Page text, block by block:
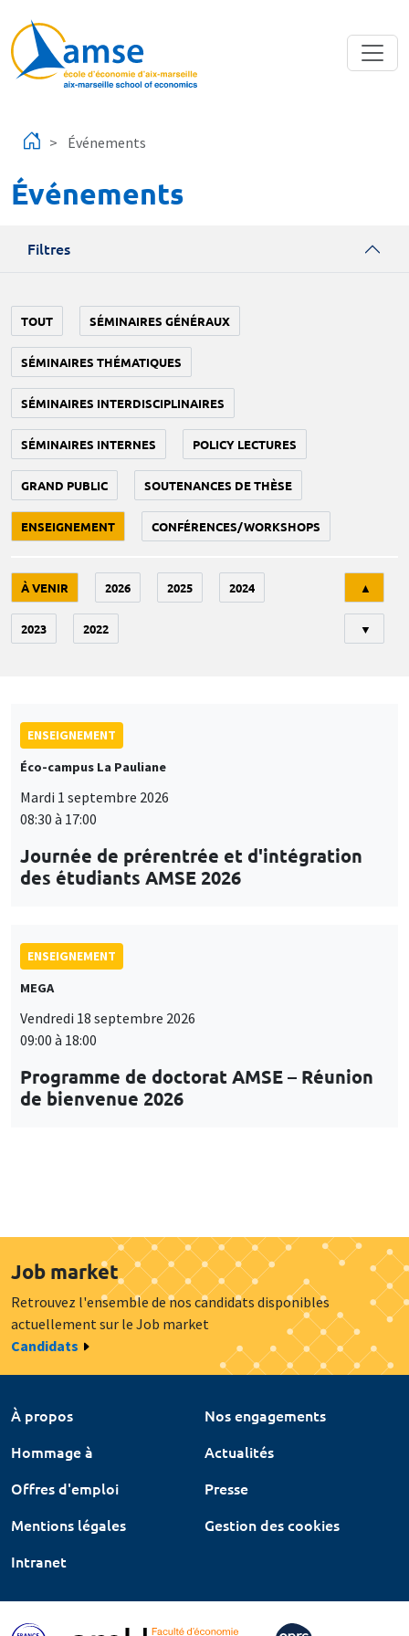
Événements
Événements
Filtres
TOUT SÉMINAIRES GÉNÉRAUX
SÉMINAIRES THÉMATIQUES
SÉMINAIRES INTERDISCIPLINAIRES
SÉMINAIRES INTERNES POLICY LECTURES
GRAND PUBLIC SOUTENANCES DE THÈSE
ENSEIGNEMENT CONFÉRENCES/WORKSHOPS
À VENIR 2026 2025 2024
2023 2022
▲
▼
ENSEIGNEMENT
Éco-campus La Pauliane
Mardi 1 septembre 2026
08:30 à 17:00
Journée de prérentrée et d'intégration
des étudiants AMSE 2026
ENSEIGNEMENT
MEGA
Vendredi 18 septembre 2026
09:00 à 18:00
Programme de doctorat AMSE – Réunion
de bienvenue 2026
Job market
Retrouvez l'ensemble de nos candidats disponibles
actuellement sur le Job market
Candidats
À propos
Nos engagements
Hommage à
Actualités
Offres d'emploi
Presse
Mentions légales
Gestion des cookies
Intranet